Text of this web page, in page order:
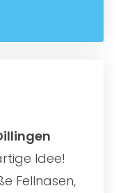
Idee!
Fellnasen,